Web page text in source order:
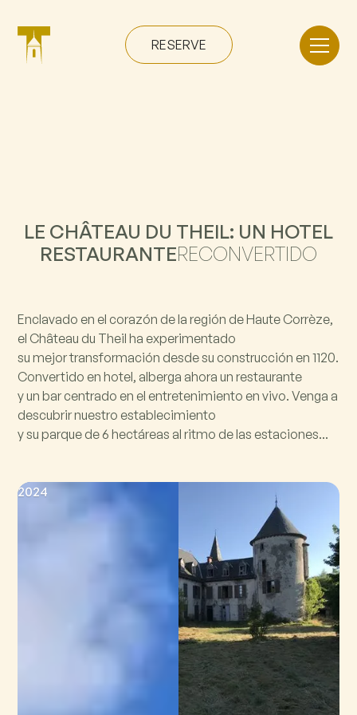
RESERVE
LE CHÂTEAU DU THEIL: UN HOTEL
RESTAURANTERECONVERTIDO
2024
Enclavado en el corazón de la región de Haute Corrèze,
el Château du Theil ha experimentado
su mejor transformación desde su construcción en 1120.
Convertido en hotel, alberga ahora un restaurante
y un bar centrado en el entretenimiento en vivo. Venga a
descubrir nuestro establecimiento
y su parque de 6 hectáreas al ritmo de las estaciones...